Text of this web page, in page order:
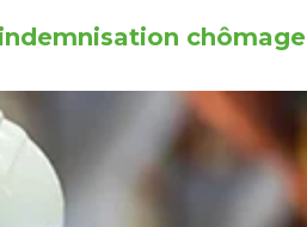
chômage